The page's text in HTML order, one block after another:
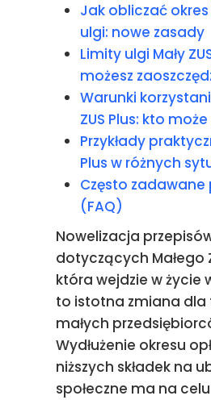
Jak obliczać
ulgi: nowe zasady
Limity ulgi Mały
możesz
Warunki
ZUS Plus: kto
Przykłady
Plus w różnych
Często
(FAQ)
Nowelizacja
dotyczących Małego
która wejdzie w życie
to istotna zmiana dla
małych
Wydłużenie okresu
niższych składek na
społeczne ma na